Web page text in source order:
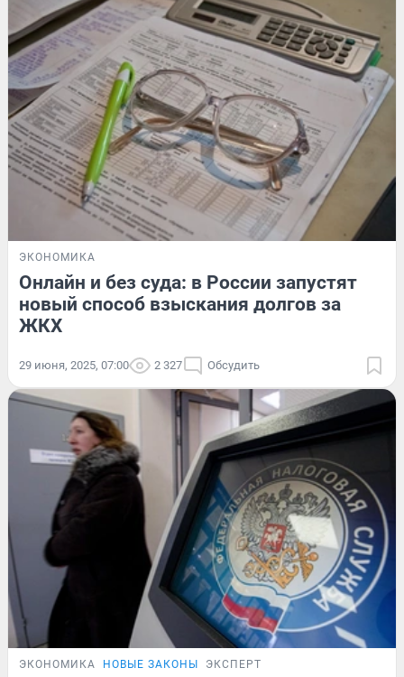
ЭКОНОМИКА
Онлайн и без суда: в России запустят
новый способ взыскания долгов за
ЖКХ
29 июня, 2025, 07:00 2 327 Обсудить
ЭКОНОМИКА НОВЫЕ ЗАКОНЫ ЭКСПЕРТ